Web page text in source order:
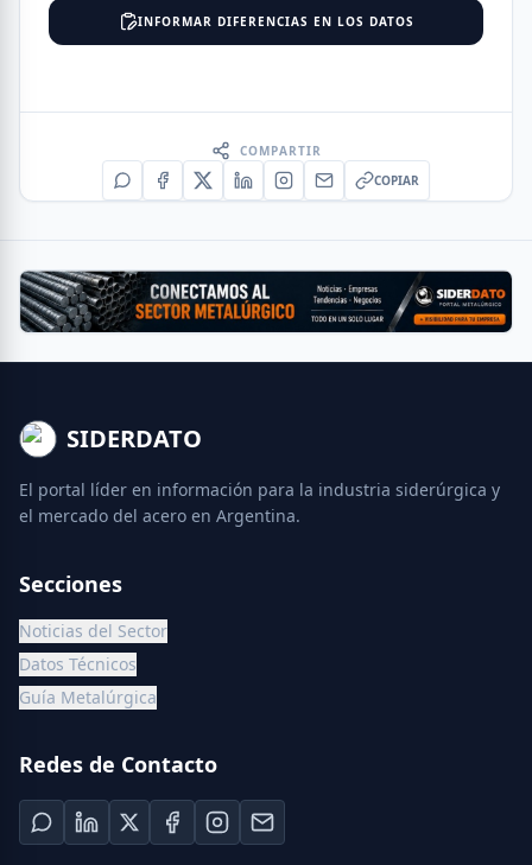
INFORMAR DIFERENCIAS EN LOS DATOS
COMPARTIR
COPIAR
SIDERDATO
El portal líder en información para la industria siderúrgica y
el mercado del acero en Argentina.
Secciones
Noticias del Sector
Datos Técnicos
Guía Metalúrgica
Redes de Contacto